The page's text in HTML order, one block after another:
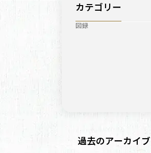
カテゴリー
図録
過去のアーカイブ